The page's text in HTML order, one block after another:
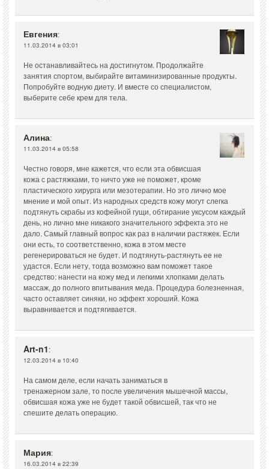
Евгения:
11.03.2014 в 03:01
Не останавливайтесь на достигнутом. Продолжайте
занятия спортом, выбирайте витаминизированные продукты.
Попробуйте водную диету. И вместе со специалистом,
выберите себе крем для тела.
Алина:
11.03.2014 в 05:58
Честно говоря, мне кажется, что если эта обвисшая
кожа с растяжками, то ничто уже не поможет, кроме
пластического хирурга или мезотерапии. Но это лично мое
мнение и мой опыт. Из народных средств кожу могут слегка
подтянуть скрабы из кофейной гущи, обтирание уксусом каждый
день, но лично мне никакого значительного эффекта это не
дало. Самый главный вопрос как раз в наличии растяжек. Если
они есть, то соответственно, кожа в этом месте
регенерироваться не будет. И подтянуть-растянуть ее не
удастся. Если нету, тогда возможно вам поможет такое
средство: нанести на кожу мед и легкими хлопками делать
массаж, до полного впитывания меда. Процедура болезненная,
часто оставляет синяки, но эффект хороший. Кожа
выравнивается и подтягивается.
Art-n1:
12.03.2014 в 10:40
На самом деле, если начать заниматься в
тренажерном зале, то после увеличения мышечной массы,
обвисшая кожа уже не будет такой обвисшей, так что не
спешите делать операцию.
Мария:
16.03.2014 в 22:39